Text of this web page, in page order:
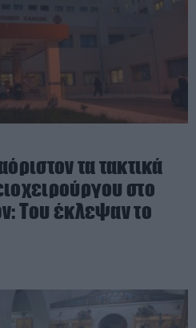
τα τακτικά
στο
Του έκλεψαν το